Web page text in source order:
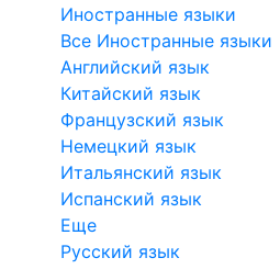
Иностранные языки
Все Иностранные языки
Английский язык
Китайский язык
Французский язык
Немецкий язык
Итальянский язык
Испанский язык
Еще
Русский язык